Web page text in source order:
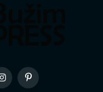
InstagramPinterest